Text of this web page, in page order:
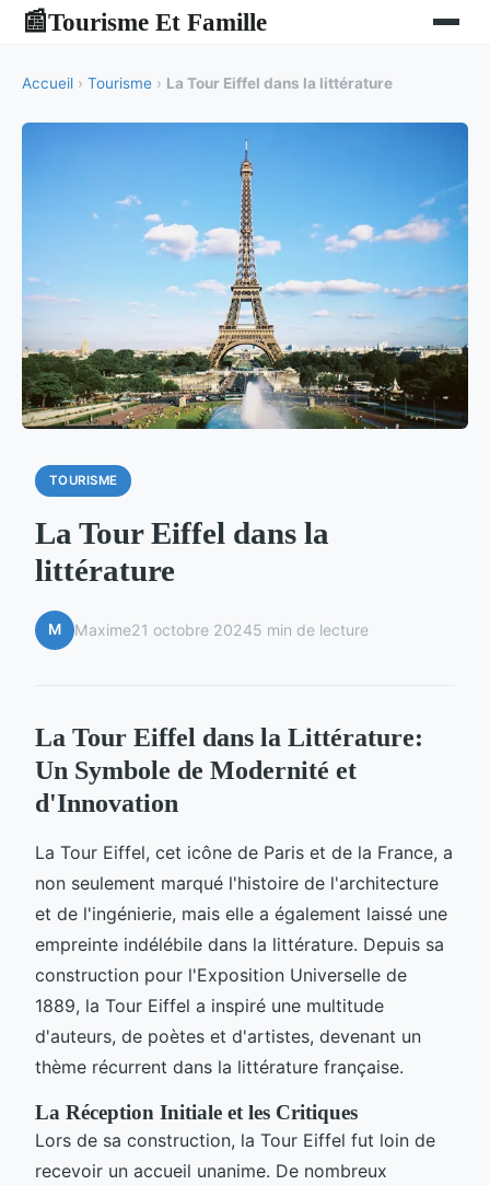
📰Tourisme Et Famille
Accueil › Tourisme › La Tour Eiffel dans la littérature
TOURISME
La Tour Eiffel dans la
littérature
M Maxime21 octobre 20245 min de lecture
La Tour Eiffel dans la Littérature:
Un Symbole de Modernité et
d'Innovation
La Tour Eiffel, cet icône de Paris et de la France, a
non seulement marqué l'histoire de l'architecture
et de l'ingénierie, mais elle a également laissé une
empreinte indélébile dans la littérature. Depuis sa
construction pour l'Exposition Universelle de
1889, la Tour Eiffel a inspiré une multitude
d'auteurs, de poètes et d'artistes, devenant un
thème récurrent dans la littérature française.
La Réception Initiale et les Critiques
Lors de sa construction, la Tour Eiffel fut loin de
recevoir un accueil unanime. De nombreux